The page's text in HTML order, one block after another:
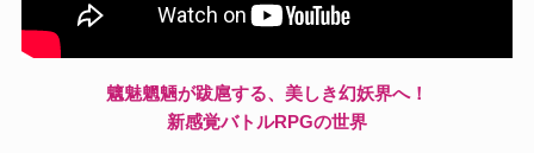
魑魅魍魎が跋扈する、美しき幻妖界へ！
新感覚バトルRPGの世界